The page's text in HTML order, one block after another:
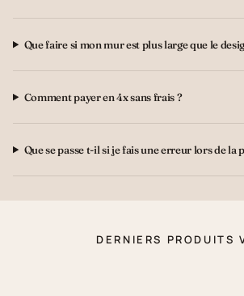
Que faire si mon mur est plus large que le
Comment payer en 4x sans frais ?
Que se passe t-il si je fais une erreur lors de la
DERNIERS PRODUITS